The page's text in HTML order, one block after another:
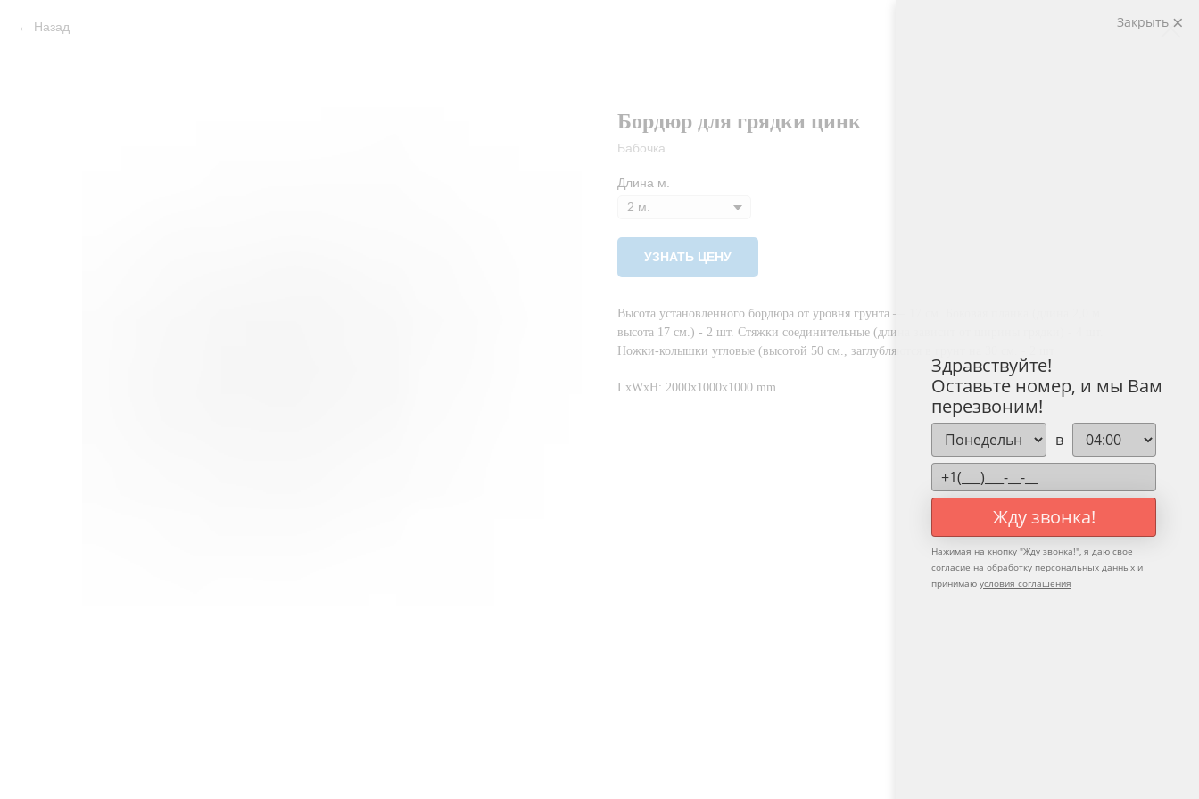
Назад
Бордюр для грядки цинк
Бабочка
Длина м.
УЗНАТЬ ЦЕНУ
Высота установленного бордюра от уровня грунта — 17 см. Боковая планка (длина 2,0 м.
высота 17 см.) - 2 шт. Стяжки соединительные (длина зависит от ширины грядки) - 4 шт.
Ножки-колышки угловые (высотой 50 см., заглубляются в грунт на 30 см. - 2 шт
LxWxH: 2000x1000x1000 mm
Закрыть
Здравствуйте!
Оставьте номер, и мы Вам
перезвоним!
в
Жду звонка!
Нажимая на кнопку "Жду звонка!", я даю свое
согласие на обработку персональных данных и
принимаю условия соглашения